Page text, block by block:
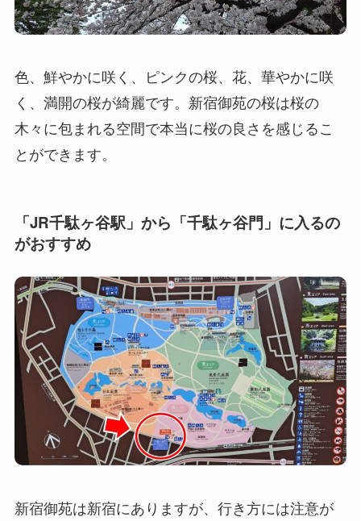
色、鮮やかに咲く、ピンクの桜、花、華やかに咲
く、満開の桜が綺麗です。新宿御苑の桜は桜の
木々に包まれる空間で本当に桜の良さを感じるこ
とができます。
「JR千駄ヶ谷駅」から「千駄ヶ谷門」に入るの
がおすすめ
新宿御苑は新宿にありますが、行き方には注意が